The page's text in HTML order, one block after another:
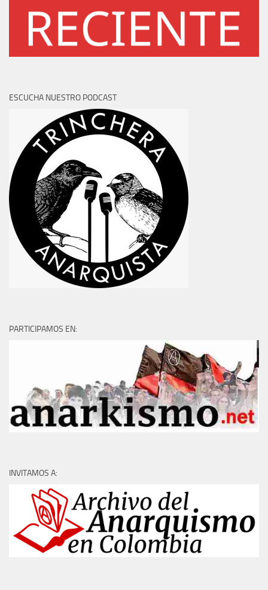
ESCUCHA NUESTRO PODCAST
PARTICIPAMOS EN:
INVITAMOS A: